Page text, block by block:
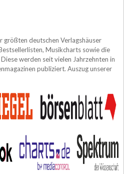
deutschen Verlagshäuser
Musikcharts sowie die
werden seit vielen Jahrzehnten in
publiziert. Auszug unserer